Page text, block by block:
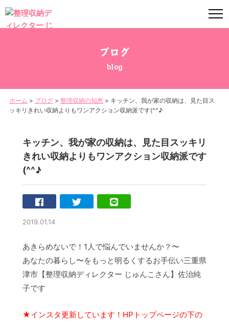
ブログ
blog
ホーム > ブログ> 整理収納の知恵> キッチン、我が家の収納は、見た目ス
ッキリきれい収納よりもワンアクション収納派です(^^♪
キッチン、我が家の収納は、見た目スッキリ
きれい収納よりもワンアクション収納派です
(^^♪
2019.01.14
あきらめないで！1人で悩んでいませんか？〜
あなたの暮らし〜をもっと明るくするお手伝い三重県
津市【整理収納ディレクター じゅんこさん】佐治純
子です
★インスタ更新しています！HPトップページの下の